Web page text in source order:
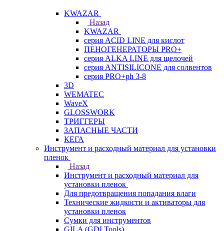
KWAZAR
Назад
KWAZAR
серия ACID LINE для кислот
ПЕНОГЕНЕРАТОРЫ PRO+
серия ALKA LINE для щелочей
серия ANTISILICONE для солвентов
серия PRO+ph 3-8
3D
WEMATEC
WaveX
GLOSSWORK
ТРИГГЕРЫ
ЗАПАСНЫЕ ЧАСТИ
КЕГА
Инструмент и расходный материал для установки
пленок
Назад
Инструмент и расходный материал для
установки пленок
Для предотвращения попадания влаги
Технические жидкости и активаторы для
установки пленок
Сумки для инструментов
GILA (GDI Tools)